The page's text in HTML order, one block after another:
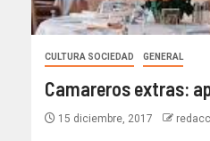
CULTURA SOCIEDAD GENERAL
Camareros extras:
15 diciembre, 2017